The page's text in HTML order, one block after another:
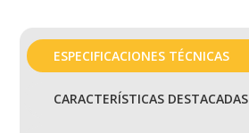
ESPECIFICACIONES TÉCNICAS
CARACTERÍSTICAS DESTACADAS